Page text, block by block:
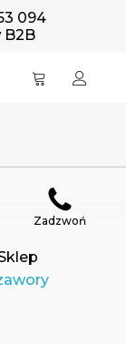
094
B2B
Zadzwoń